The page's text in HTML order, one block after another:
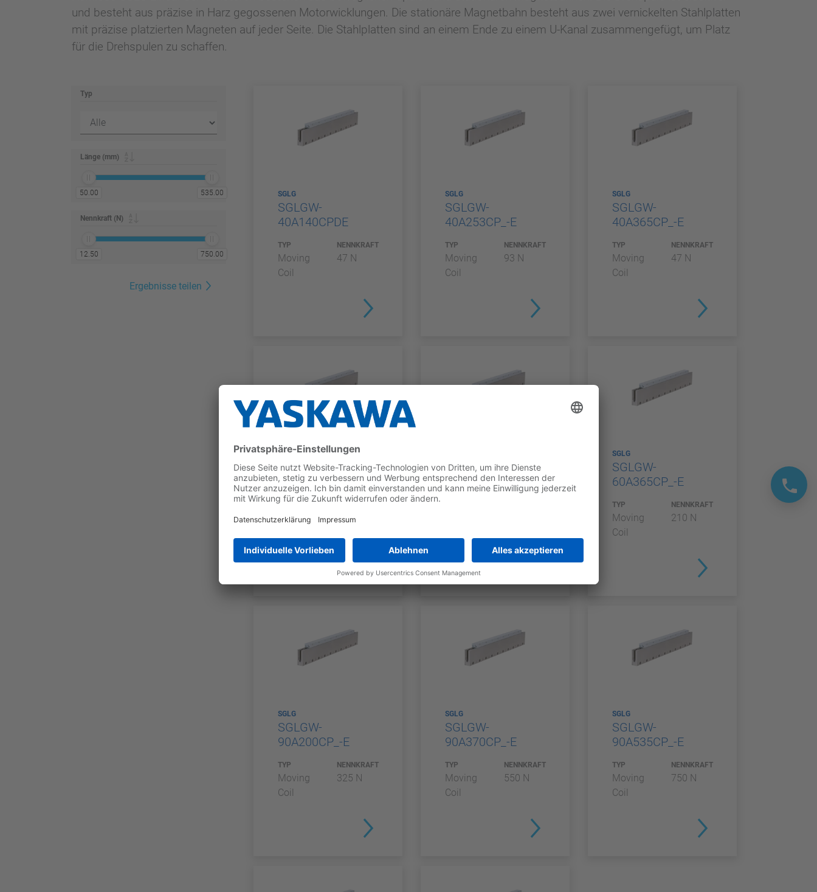
und besteht aus präzise in Harz gegossenen Motorwicklungen. Die stationäre Magnetbahn besteht aus zwei vernickelten Stahlplatten
mit präzise platzierten Magneten auf jeder Seite. Die Stahlplatten sind an einem Ende zu einem U-Kanal zusammengefügt, um Platz
für die Drehspulen zu schaffen.
Typ
Länge (mm)
50.00 535.00
Nennkraft (N)
12.50 750.00
Ergebnisse teilen
SGLG
SGLGW-
40A140CPDE
TYP
Moving
Coil
NENNKRAFT
47 N
SGLG
SGLGW-
40A253CP_-E
TYP
Moving
Coil
NENNKRAFT
93 N
SGLG
SGLGW-
40A365CP_-E
TYP
Moving
Coil
NENNKRAFT
47 N
SGLG
SGLGW-
60A140CP_-E
TYP
Moving
70 N
SGLGW-
60A253CP_-E
SGLG
SGLGW-
60A365CP_-E
TYP
Moving
Coil
NENNKRAFT
210 N
SGLG
SGLGW-
90A200CP_-E
TYP
Moving
Coil
NENNKRAFT
325 N
SGLG
SGLGW-
90A370CP_-E
TYP
Moving
Coil
NENNKRAFT
550 N
SGLG
SGLGW-
90A535CP_-E
TYP
Moving
Coil
NENNKRAFT
750 N